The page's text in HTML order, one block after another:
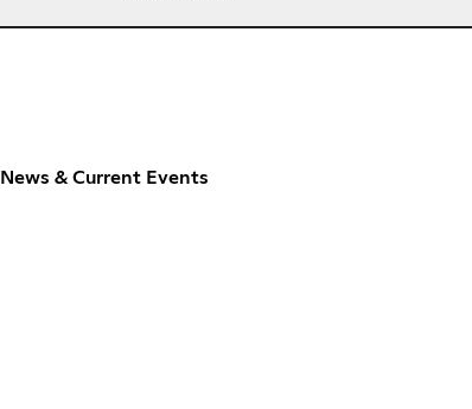
News & Current Events